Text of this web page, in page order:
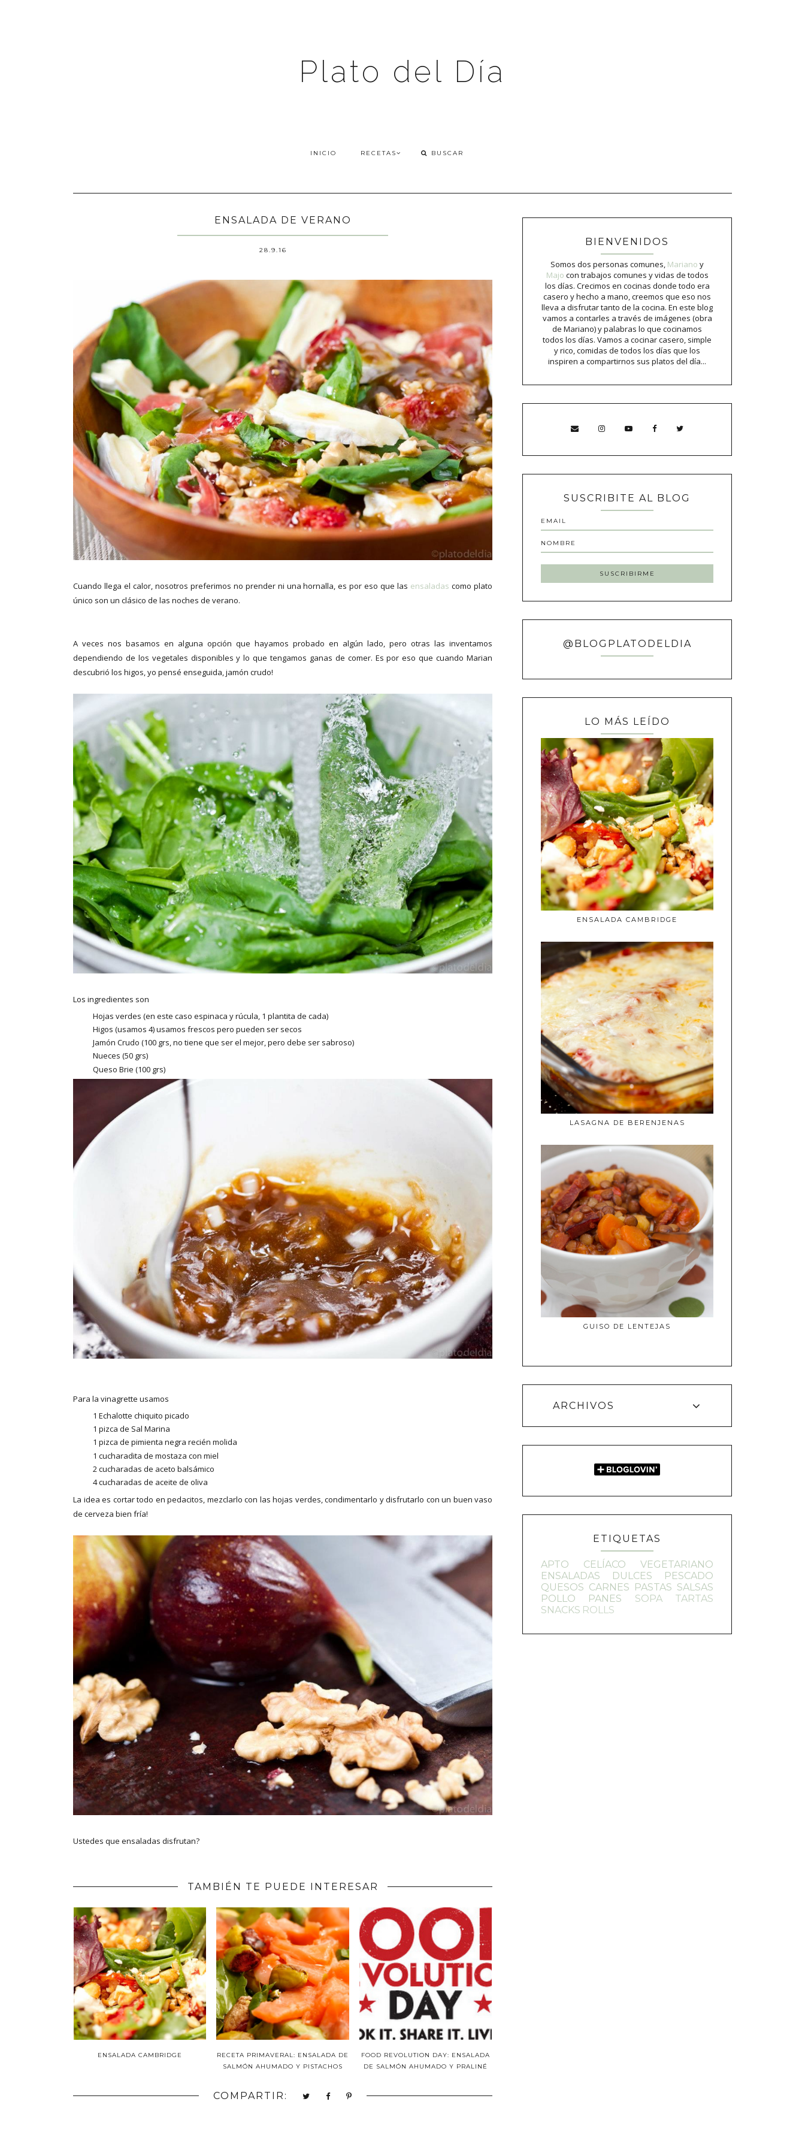
Plato del Día
INICIO RECETAS
ENSALADA DE VERANO
28.9.16
Cuando llega el calor, nosotros preferimos no prender ni una hornalla, es por eso que las ensaladascomo plato
único son un clásico de las noches de verano.
A veces nos basamos en alguna opción que hayamos probado en algún lado, pero otras las inventamos
dependiendo de los vegetales disponibles y lo que tengamos ganas de comer. Es por eso que cuando Marian
descubrió los higos, yo pensé enseguida, jamón crudo!
Los ingredientes son
Hojas verdes (en este caso espinaca y rúcula, 1 plantita de cada)
Higos (usamos 4) usamos frescos pero pueden ser secos
Jamón Crudo (100 grs, no tiene que ser el mejor, pero debe ser sabroso)
Nueces (50 grs)
Queso Brie (100 grs)
Para la vinagrette usamos
1 Echalotte chiquito picado
1 pizca de Sal Marina
1 pizca de pimienta negra recién molida
1 cucharadita de mostaza con miel
2 cucharadas de aceto balsámico
4 cucharadas de aceite de oliva
La idea es cortar todo en pedacitos, mezclarlo con las hojas verdes, condimentarlo y disfrutarlo con un buen vaso
de cerveza bien fría!
Ustedes que ensaladas disfrutan?
TAMBIÉN TE PUEDE INTERESAR
ENSALADA CAMBRIDGE
RECETA PRIMAVERAL: ENSALADA DE
SALMÓN AHUMADO Y PISTACHOS
FOOD REVOLUTION DAY: ENSALADA
DE SALMÓN AHUMADO Y PRALINÉ
COMPARTIR:
BIENVENIDOS
Somos dos personas comunes, Mariano y
Majo con trabajos comunes y vidas de todos
los días. Crecimos en cocinas donde todo era
casero y hecho a mano, creemos que eso nos
lleva a disfrutar tanto de la cocina. En este blog
vamos a contarles a través de imágenes (obra
de Mariano) y palabras lo que cocinamos
todos los días. Vamos a cocinar casero, simple
y rico, comidas de todos los días que los
inspiren a compartirnos sus platos del día...
SUSCRIBITE AL BLOG
@BLOGPLATODELDIA
LO MÁS LEÍDO
ENSALADA CAMBRIDGE
LASAGNA DE BERENJENAS
GUISO DE LENTEJAS
ARCHIVOS
ETIQUETAS
APTO CELÍACO
VEGETARIANO
ENSALADAS
DULCES
PESCADO
QUESOS CARNES PASTAS SALSAS
POLLO
PANES SOPA
TARTAS
SNACKS ROLLS